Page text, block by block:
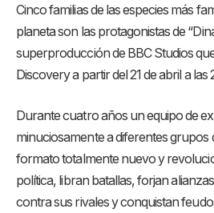
Cinco familias de las especies más
planeta son las protagonistas de
superproducción de BBC Studios
Discovery a partir del 21 de abril a las
Durante cuatro años un equipo de
minuciosamente a diferentes grupos
formato totalmente nuevo y
política, libran batallas, forjan
contra sus rivales y conquistan